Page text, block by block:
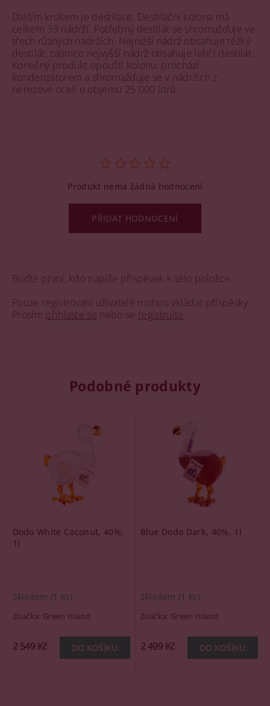
Dalším krokem je destilace. Destilační kolona má
celkem 39 nádrží. Potřebný destilát se shromažďuje ve
třech různých nádržích. Nejnižší nádrž obsahuje těžký
destilát, zatímco nejvyšší nádrž obsahuje lehčí destilát.
Konečný produkt opouští kolonu, prochází
kondenzátorem a shromažďuje se v nádržích z
nerezové oceli o objemu 25 000 litrů.
Buďte první, kdo napíše příspěvek k této položce.
Pouze registrovaní uživatelé mohou vkládat příspěvky.
Prosím přihlaste se nebo se registrujte
Produkt nemá žádná hodnocení
PŘIDAT HODNOCENÍ
Podobné produkty
Dodo White Coconut, 40%,
1l
Skladem (1 ks)
Značka: Green Island
2 549 Kč
Blue Dodo Dark, 40%, 1l
Skladem (1 ks)
Značka: Green Island
2 499 Kč